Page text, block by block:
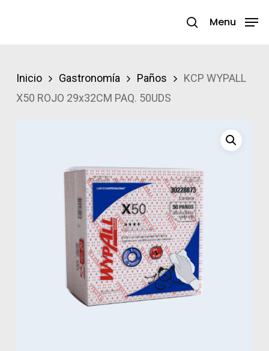
search
Menu
Inicio Gastronomía Paños
KCP WYPALL
X50 ROJO 29x32CM PAQ. 50UDS